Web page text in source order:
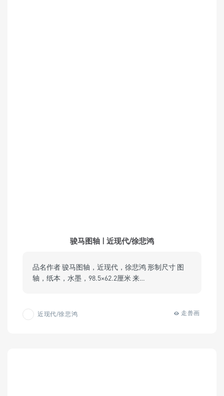
骏马图轴 | 近现代/徐悲鸿
品名作者 骏马图轴，近现代，徐悲鸿 形制尺寸 图
轴，纸本，水墨，98.5×62.2厘米 来…
近现代/徐悲鸿 走兽画